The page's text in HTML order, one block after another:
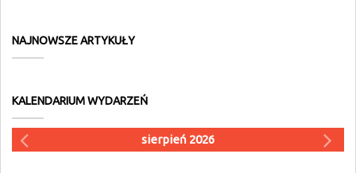
NAJNOWSZE ARTYKUŁY
KALENDARIUM WYDARZEŃ
sierpień 2026